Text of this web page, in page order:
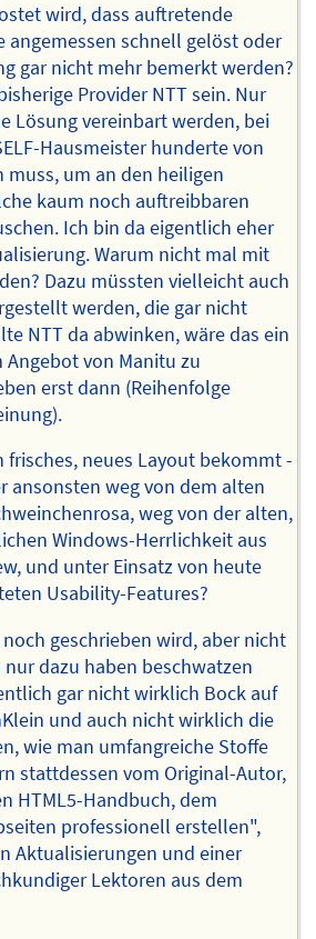
wird, dass auftretende
angemessen schnell gelöst oder
gar nicht mehr bemerkt werden?
Provider NTT sein. Nur
Lösung vereinbart werden, bei
Hausmeister hunderte von
muss, um an den heiligen
kaum noch auftreibbaren
Ich bin da eigentlich eher
Warum nicht mal mit
Dazu müssten vielleicht auch
werden, die gar nicht
NTT da abwinken, wäre das ein
Angebot von Manitu zu
erst dann (Reihenfolge
frisches, neues Layout bekommt -
ansonsten weg von dem alten
weg von der alten,
Windows-Herrlichkeit aus
und unter Einsatz von heute
Usability-Features?
noch geschrieben wird, aber nicht
dazu haben beschwatzen
gar nicht wirklich Bock auf
und auch nicht wirklich die
wie man umfangreiche Stoffe
stattdessen vom Original-Autor,
HTML5-Handbuch, dem
professionell erstellen",
Aktualisierungen und einer
Lektoren aus dem